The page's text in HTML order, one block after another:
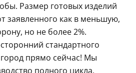
Размер готовых изделий
заявленного как в меньшую,
но не более 2%.
стандартного
прямо сейчас! Мы
полного цикла,